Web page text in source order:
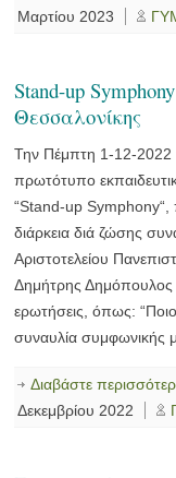
Μαρτίου 2023
Stand-up
Θεσσαλονίκης
Την Πέμπτη 1-12-2022
πρωτότυπο
“Stand-up
διάρκεια διά ζώσης
Αριστοτελείου
Δημήτρης Δημόπουλος
ερωτήσεις, όπως:
συναυλία συμφωνικής
Διαβάστε
Δεκεμβρίου 2022